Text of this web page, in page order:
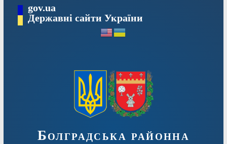
Перейтиgov.ua
Державні сайти України
Болградська районна